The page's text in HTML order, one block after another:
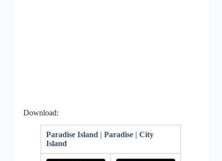
Download:
Paradise Island | Paradise | City
Island